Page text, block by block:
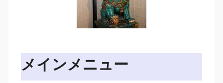
メインメニュー